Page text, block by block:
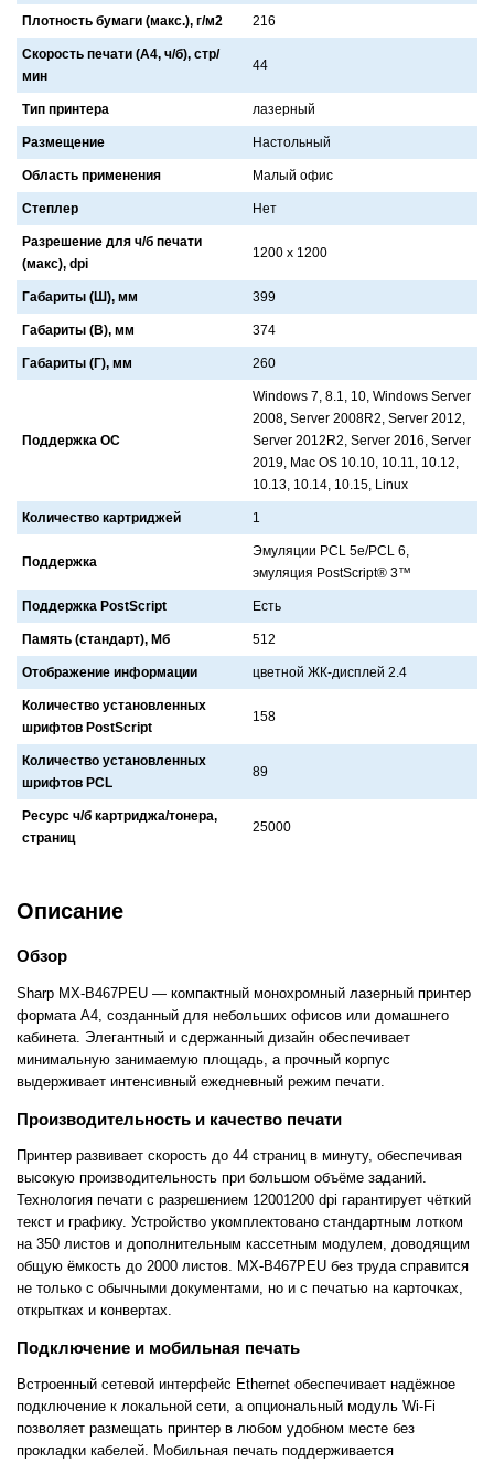
Плотность бумаги (макс.), г/м2 216
Скорость печати (А4, ч/б), стр/
мин
44
Тип принтера лaзерный
Размещение Нaстольный
Область применения Мaлый офис
Степлер Нет
Разрешение для ч/б печати
(макс), dpi
1200 x 1200
Габариты (Ш), мм 399
Габариты (В), мм 374
Габариты (Г), мм 260
Поддержка ОС
Windows 7, 8.1, 10, Windows Server
2008, Server 2008R2, Server 2012,
Server 2012R2, Server 2016, Server
2019, Mac OS 10.10, 10.11, 10.12,
10.13, 10.14, 10.15, Linux
Количество картриджей 1
Поддержка
Эмуляции PCL 5e/PCL 6,
эмуляция PostScript® 3™
Поддержка PostScript Есть
Память (стандарт), Мб 512
Отображение информации цветной ЖК-дисплей 2.4
Количество установленных
шрифтов PostScript
158
Количество установленных
шрифтов PCL
89
Ресурс ч/б картриджа/тонера,
страниц
25000
Описание
Обзор
Sharp MX-B467PEU — компактный монохромный лазерный принтер
формата A4, созданный для небольших офисов или домашнего
кабинета. Элегантный и сдержанный дизайн обеспечивает
минимальную занимаемую площадь, а прочный корпус
выдерживает интенсивный ежедневный режим печати.
Производительность и качество печати
Принтер развивает скорость до 44 страниц в минуту, обеспечивая
высокую производительность при большом объёме заданий.
Технология печати с разрешением 12001200 dpi гарантирует чёткий
текст и графику. Устройство укомплектовано стандартным лотком
на 350 листов и дополнительным кассетным модулем, доводящим
общую ёмкость до 2000 листов. MX-B467PEU без труда справится
не только с обычными документами, но и с печатью на карточках,
открытках и конвертах.
Подключение и мобильная печать
Встроенный сетевой интерфейс Ethernet обеспечивает надёжное
подключение к локальной сети, а опциональный модуль Wi-Fi
позволяет размещать принтер в любом удобном месте без
прокладки кабелей. Мобильная печать поддерживается